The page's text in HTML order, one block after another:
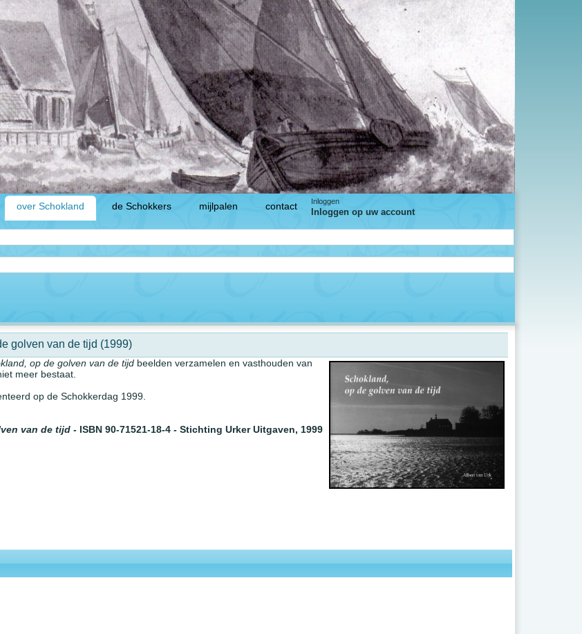
over Schokland de Schokkers mijlpalen contact Inloggen
Inloggen op uw account
golven van de tijd (1999)
op de golven van de tijd beelden verzamelen en vasthouden van
meer bestaat.
op de Schokkerdag 1999.
van de tijd - ISBN 90-71521-18-4 - Stichting Urker Uitgaven, 1999